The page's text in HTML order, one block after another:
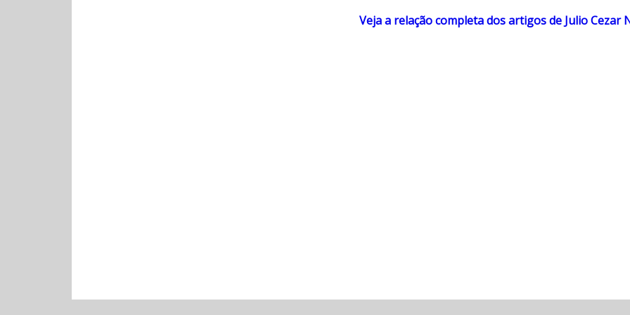
Veja a relação completa dos artigos de Julio Cezar